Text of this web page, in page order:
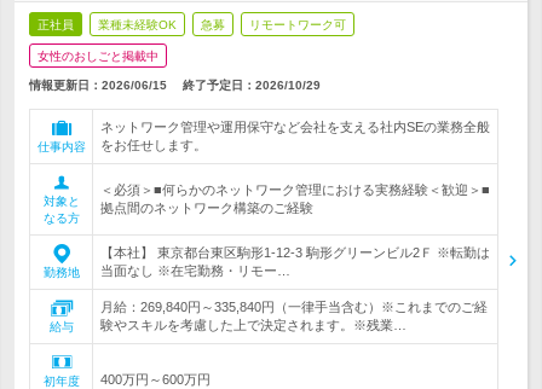
正社員 業種未経験OK 急募 リモートワーク可
女性のおしごと掲載中
情報更新日：2026/06/15 終了予定日： 2026/10/29
仕事内容
ネットワーク管理や運用保守など会社を支える社内SEの業務全般
をお任せします。
対象と
なる方
＜必須＞■何らかのネットワーク管理における実務経験＜歓迎＞■
拠点間のネットワーク構築のご経験
勤務地
【本社】 東京都台東区駒形1-12-3 駒形グリーンビル2Ｆ ※転勤は
当面なし ※在宅勤務・リモー…
給与
月給：269,840円～335,840円（一律手当含む）※これまでのご経
験やスキルを考慮した上で決定されます。※残業…
初年度
400万円～600万円